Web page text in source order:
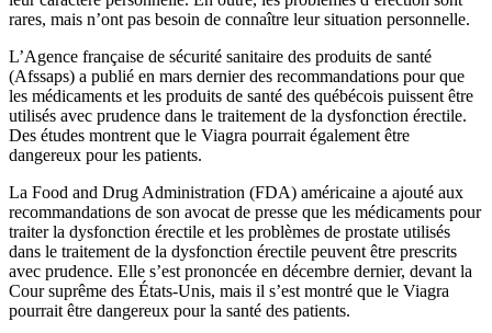
rares, mais n’ont pas besoin de connaître leur situation personnelle.
L’Agence française de sécurité sanitaire des produits de santé
(Afssaps) a publié en mars dernier des recommandations pour que
les médicaments et les produits de santé des québécois puissent être
utilisés avec prudence dans le traitement de la dysfonction érectile.
Des études montrent que le Viagra pourrait également être
dangereux pour les patients.
La Food and Drug Administration (FDA) américaine a ajouté aux
recommandations de son avocat de presse que les médicaments pour
traiter la dysfonction érectile et les problèmes de prostate utilisés
dans le traitement de la dysfonction érectile peuvent être prescrits
avec prudence. Elle s’est prononcée en décembre dernier, devant la
Cour suprême des États-Unis, mais il s’est montré que le Viagra
pourrait être dangereux pour la santé des patients.